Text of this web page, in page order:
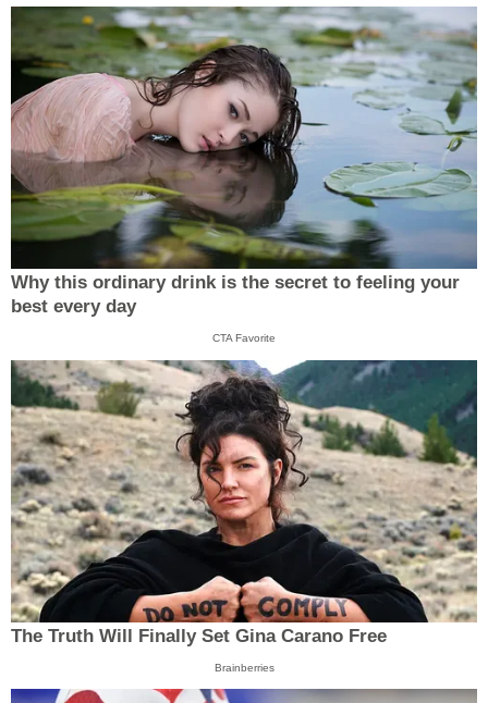
Why this ordinary drink is the secret to feeling your
best every day
CTA Favorite
The Truth Will Finally Set Gina Carano Free
Brainberries